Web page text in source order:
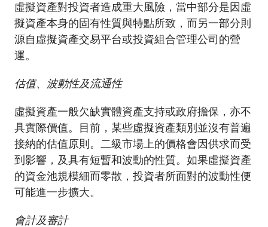
虛擬資產對投資者造成重大風險，當中部分是因虛
擬資產本身的固有性質與特點所致，而另一部分則
源自虛擬資產交易平台或投資組合管理公司的營
運。
估值、波動性及流通性
虛擬資產一般欠缺實體資產支持或政府擔保，亦不
具實際價值。目前，某些虛擬資產類別並沒有普遍
接納的估值原則。二級市場上的價格會因供求而受
到影響，及具有短暫和波動的性質。如果虛擬資產
的資金池規模細而零散，投資者所面對的波動性便
可能進一步擴大。
會計及審計